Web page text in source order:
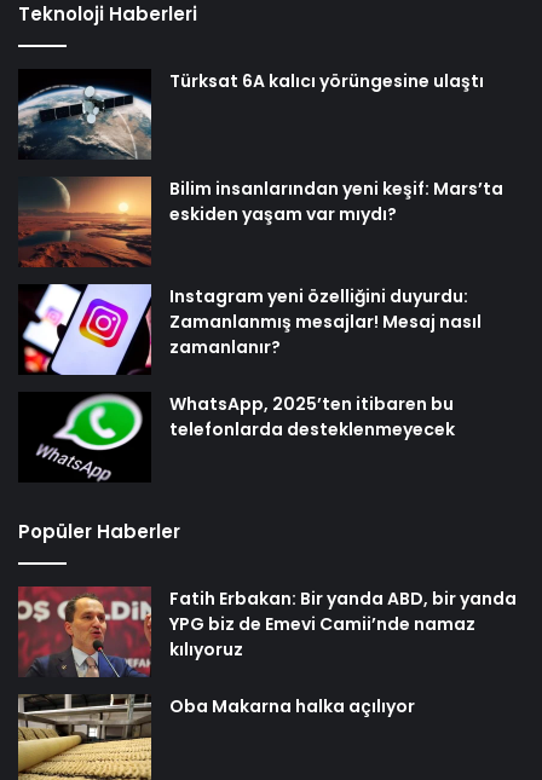
Teknoloji Haberleri
Türksat 6A kalıcı yörüngesine ulaştı
Bilim insanlarından yeni keşif: Mars’ta
eskiden yaşam var mıydı?
Instagram yeni özelliğini duyurdu:
Zamanlanmış mesajlar! Mesaj nasıl
zamanlanır?
WhatsApp, 2025’ten itibaren bu
telefonlarda desteklenmeyecek
Popüler Haberler
Fatih Erbakan: Bir yanda ABD, bir yanda
YPG biz de Emevi Camii’nde namaz
kılıyoruz
Oba Makarna halka açılıyor